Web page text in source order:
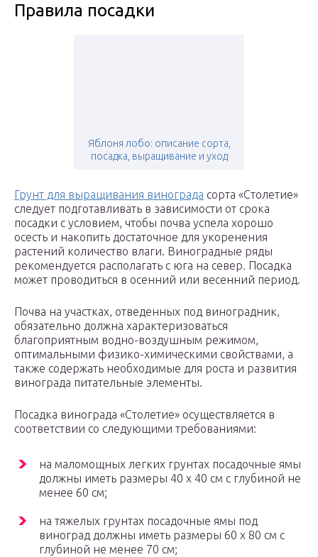
Правила посадки
Яблоня лобо: описание сорта,
посадка, выращивание и уход
Грунт для выращивания винограда сорта «Столетие»
следует подготавливать в зависимости от срока
посадки с условием, чтобы почва успела хорошо
осесть и накопить достаточное для укоренения
растений количество влаги. Виноградные ряды
рекомендуется располагать с юга на север. Посадка
может проводиться в осенний или весенний период.
Почва на участках, отведенных под виноградник,
обязательно должна характеризоваться
благоприятным водно-воздушным режимом,
оптимальными физико-химическими свойствами, а
также содержать необходимые для роста и развития
винограда питательные элементы.
Посадка винограда «Столетие» осуществляется в
соответствии со следующими требованиями:
на маломощных легких грунтах посадочные ямы
должны иметь размеры 40 х 40 см с глубиной не
менее 60 см;
на тяжелых грунтах посадочные ямы под
виноград должны иметь размеры 60 х 80 см с
глубиной не менее 70 см;